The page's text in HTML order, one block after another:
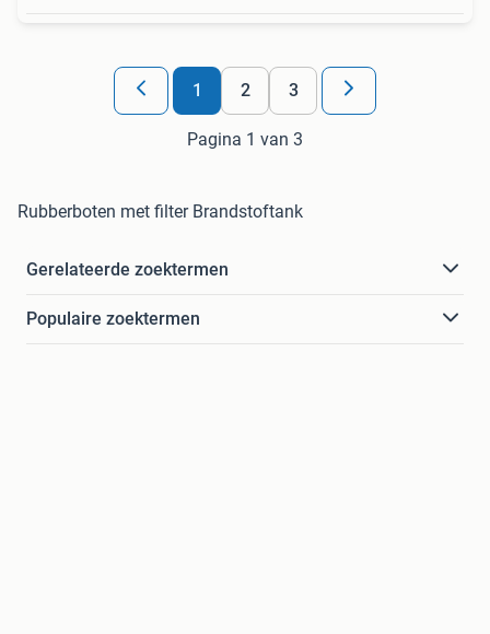
1 2 3
Pagina 1 van 3
Rubberboten met filter Brandstoftank
Gerelateerde zoektermen
Populaire zoektermen